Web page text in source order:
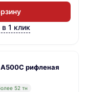
в 1 клик
рифленая
52 тн